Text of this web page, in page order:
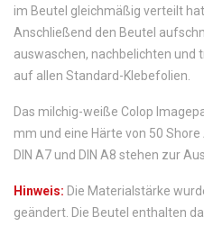
im Beutel gleichmäßig verteilt
Anschließend den Beutel
auswaschen, nachbelichten
auf allen Standard-Klebefolien.
Das milchig-weiße Colop
mm und eine Härte von 50 Shore
DIN A7 und DIN A8 stehen zur
Hinweis: Die Materialstärke
geändert. Die Beutel enthalten